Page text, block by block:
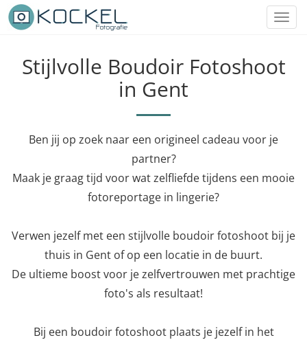
Stijlvolle Boudoir Fotoshoot
in Gent
Ben jij op zoek naar een origineel cadeau voor je
partner?
Maak je graag tijd voor wat zelfliefde tijdens een mooie
fotoreportage in lingerie?
Verwen jezelf met een stijlvolle boudoir fotoshoot bij je
thuis in Gent of op een locatie in de buurt.
De ultieme boost voor je zelfvertrouwen met prachtige
foto's als resultaat!
Bij een boudoir fotoshoot plaats je jezelf in het